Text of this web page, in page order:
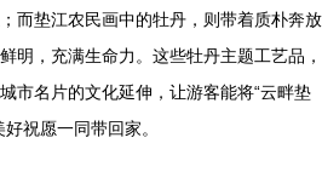
而垫江农民画中的牡丹，则带着质朴奔放
明，充满生命力。这些牡丹主题工艺品，
市名片的文化延伸，让游客能将“云畔垫
祝愿一同带回家。